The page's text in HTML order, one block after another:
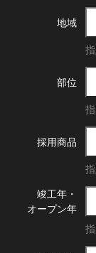
地域
部位
採用商品
竣工年・
オープン年